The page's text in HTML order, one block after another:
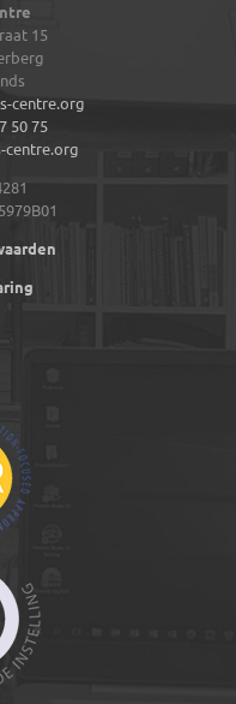
15
centre.org
50 75
centre.org